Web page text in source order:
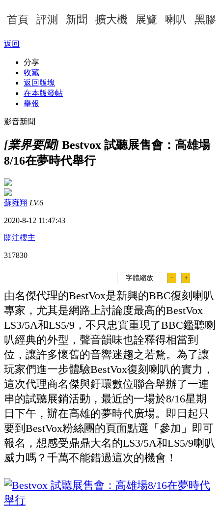
首頁 評測 新聞 擴大機 展覽 喇叭 黑膠
返回
分享
收藏
返回版塊
在本版發帖
舉報
影音新聞
[業界要聞] Bestvox 試聽展售會：高雄場
8/16在夢時代舉行
蘇雍翔 LV.6
2020-8-12 11:47:43
關注樓主
317830
字體縮放 － ＋
由名傑代理的BestVox是新興的BBC復刻喇叭
專家，尤其是網路上討論度最高的BestVox
LS3/5A和LS5/9，不只忠實重現了BBC鑑聽喇
叭經典的外型，聲音韻味也詮釋得相當到
位，讓許多懷舊的音響迷趨之若鶩。為了讓
玩家們進一步體驗BestVox復刻喇叭的實力，
這次代理商名傑與釪環數位聯合舉辦了一連
串的試聽展銷活動，最近的一場於8/16星期
日下午，辦在高雄的夢時代廣場。即日起只
要到BestVox粉絲團的頁面點選「參加」即可
報名，想感受鼎鼎大名的LS3/5A和LS5/9喇叭
威力嗎？千萬不能錯過這次的機會！